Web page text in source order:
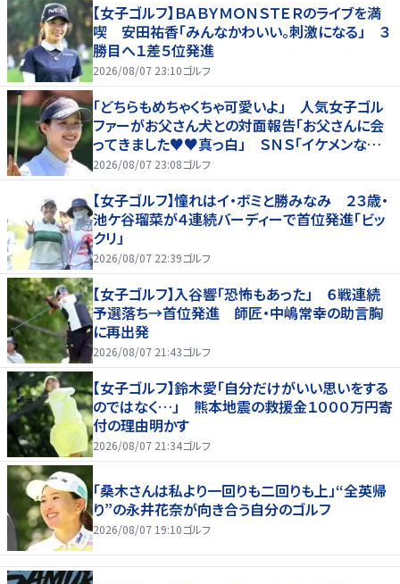
【女子ゴルフ】ＢＡＢＹＭＯＮＳＴＥＲのライブを満
喫 安田祐香「みんなかわいい。刺激になる」 ３
勝目へ１差５位発進
2026/08/07 23:10ゴルフ
「どちらもめちゃくちゃ可愛いよ」 人気女子ゴル
ファーがお父さん犬との対面報告「お父さんに会
ってきました♥♥真っ白」 ＳＮＳ「イケメンなお
父さん」「白戸家入りするんですか？」
2026/08/07 23:08ゴルフ
【女子ゴルフ】憧れはイ・ボミと勝みなみ ２３歳・
池ケ谷瑠菜が４連続バーディーで首位発進「ビッ
クリ」
2026/08/07 22:39ゴルフ
【女子ゴルフ】入谷響「恐怖もあった」 ６戦連続
予選落ち→首位発進 師匠・中嶋常幸の助言胸
に再出発
2026/08/07 21:43ゴルフ
【女子ゴルフ】鈴木愛「自分だけがいい思いをする
のではなく…」 熊本地震の救援金１０００万円寄
付の理由明かす
2026/08/07 21:34ゴルフ
「桑木さんは私より一回りも二回りも上」“全英帰
り”の永井花奈が向き合う自分のゴルフ
2026/08/07 19:10ゴルフ